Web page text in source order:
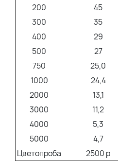
200
45
300
35
400
29
500
27
750
25,0
1000
24,4
2000
13,1
3000
11,2
4000
5,3
5000
4,7
Цветопроба
2500 р